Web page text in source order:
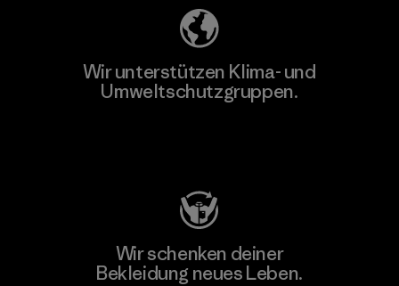
Wir unterstützen Klima- und
Umweltschutzgruppen.
Wir schenken deiner
Bekleidung neues Leben.